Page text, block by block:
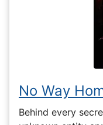
No Way
Behind every